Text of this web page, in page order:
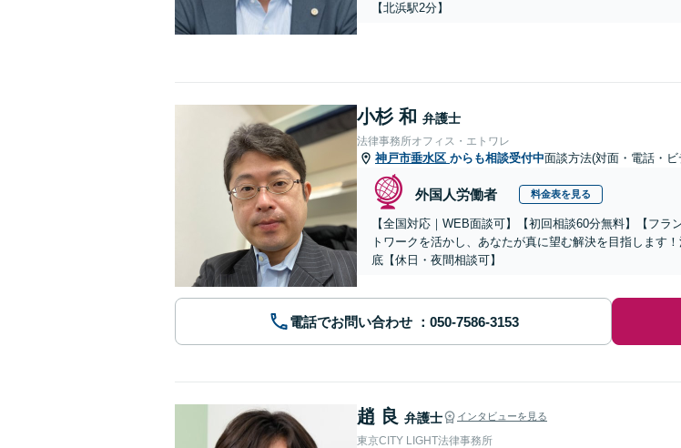
【北浜駅2分】
小杉 和 弁護士
法律事務所オフィス・エトワレ
神戸市垂水区 からも相談受付中面談方法(対面・電話・
外国人労働者 料金表を見る
【全国対応｜WEB面談可】【初回相談60分無料】【フ
トワークを活かし、あなたが真に望む解決を目指します
底【休日・夜間相談可】
電話でお問い合わせ
趙 良 弁護士 インタビューを見る
東京CITY LIGHT法律事務所